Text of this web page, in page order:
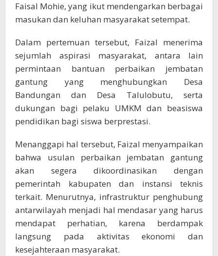
Faisal Mohie, yang ikut mendengarkan berbagai
masukan dan keluhan masyarakat setempat.
Dalam pertemuan tersebut, Faizal menerima
sejumlah aspirasi masyarakat, antara lain
permintaan bantuan perbaikan jembatan
gantung yang menghubungkan Desa
Bandungan dan Desa Talulobutu, serta
dukungan bagi pelaku UMKM dan beasiswa
pendidikan bagi siswa berprestasi.
Menanggapi hal tersebut, Faizal menyampaikan
bahwa usulan perbaikan jembatan gantung
akan segera dikoordinasikan dengan
pemerintah kabupaten dan instansi teknis
terkait. Menurutnya, infrastruktur penghubung
antarwilayah menjadi hal mendasar yang harus
mendapat perhatian, karena berdampak
langsung pada aktivitas ekonomi dan
kesejahteraan masyarakat.